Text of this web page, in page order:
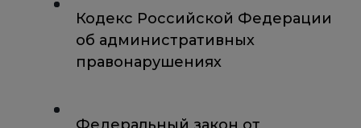
Кодекс Российской Федерации
об административных
правонарушениях
Федеральный закон от